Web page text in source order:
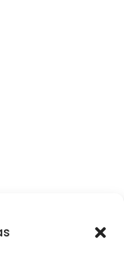
de 60€.
física.